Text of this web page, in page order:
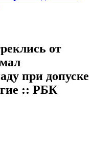
от
при допуске
:: РБК